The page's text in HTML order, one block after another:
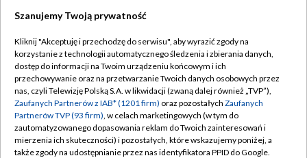
TVP
Abonament TVP
Emisja w TVP
Centrum informacji TVP
Naziemna Telewizja Cyfrowa
Regulamin TVP
Polityka prywatności
Moje zgody
Pomoc
Szanujemy Twoją prywatność
Kliknij "Akceptuję i przechodzę do serwisu", aby wyrazić zgody na
korzystanie z technologii automatycznego śledzenia i zbierania danych,
dostęp do informacji na Twoim urządzeniu końcowym i ich
przechowywanie oraz na przetwarzanie Twoich danych osobowych przez
nas, czyli Telewizję Polską S.A. w likwidacji (zwaną dalej również „TVP”),
Zaufanych Partnerów z IAB* (1201 firm) oraz pozostałych Zaufanych
Partnerów TVP (93 firm), w celach marketingowych (w tym do
zautomatyzowanego dopasowania reklam do Twoich zainteresowań i
mierzenia ich skuteczności) i pozostałych, które wskazujemy poniżej, a
także zgody na udostępnianie przez nas identyfikatora PPID do Google.